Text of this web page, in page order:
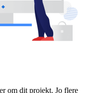
om dit projekt. Jo flere